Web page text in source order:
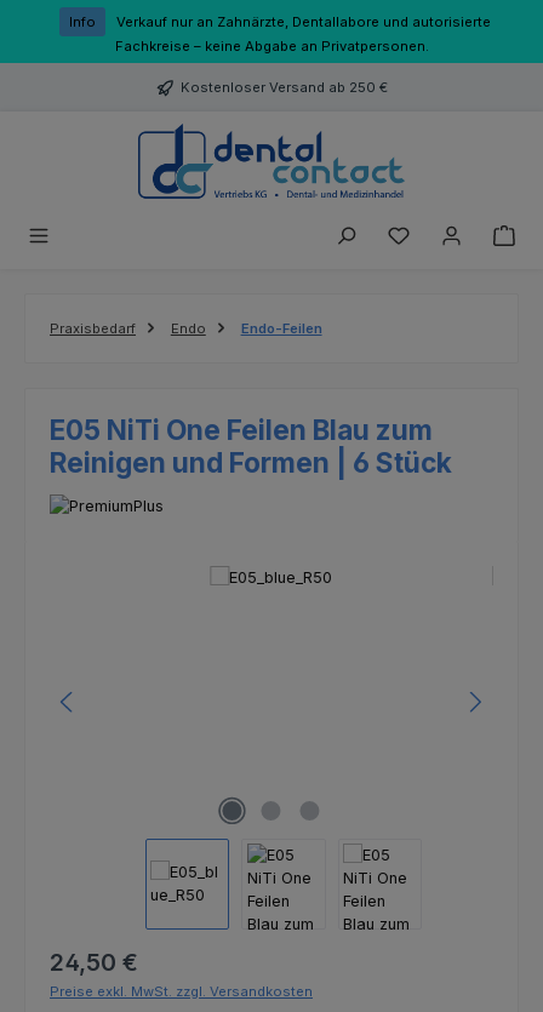
Zum Hauptinhalt springen
Info
Verkauf nur an Zahnärzte, Dentallabore und autorisierte
Fachkreise – keine Abgabe an Privatpersonen.
Kostenloser Versand ab 250 €
Du hast 0
Praxisbedarf Endo Endo-Feilen
E05 NiTi One Feilen Blau zum
Reinigen und Formen | 6 Stück
Bildergalerie überspringen
Regulärer Preis:
24,50 €
Preise exkl. MwSt. zzgl. Versandkosten